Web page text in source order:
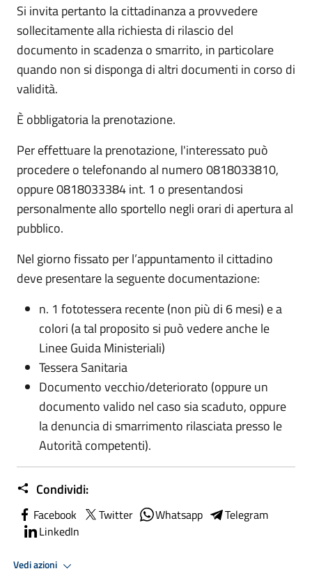
Si invita pertanto la cittadinanza a provvedere
sollecitamente alla richiesta di rilascio del
documento in scadenza o smarrito, in particolare
quando non si disponga di altri documenti in corso di
validità.
È obbligatoria la prenotazione.
Per effettuare la prenotazione, l'interessato può
procedere o telefonando al numero 0818033810,
oppure 0818033384 int. 1 o presentandosi
personalmente allo sportello negli orari di apertura al
pubblico.
Nel giorno fissato per l’appuntamento il cittadino
deve presentare la seguente documentazione:
n. 1 fototessera recente (non più di 6 mesi) e a
colori (a tal proposito si può vedere anche le
Linee Guida Ministeriali)
Tessera Sanitaria
Documento vecchio/deteriorato (oppure un
documento valido nel caso sia scaduto, oppure
la denuncia di smarrimento rilasciata presso le
Autorità competenti).
Condividi:
Facebook Twitter Whatsapp
Telegram
LinkedIn
Vedi azioni